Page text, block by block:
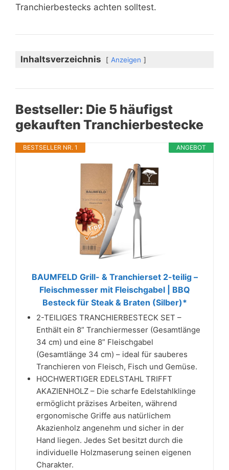
Tranchierbestecks achten solltest.
Inhaltsverzeichnis Anzeigen
Bestseller: Die 5 häufigst
gekauften Tranchierbestecke
ANGEBOT
BESTSELLER NR. 1
BAUMFELD Grill- & Tranchierset 2-teilig –
Fleischmesser mit Fleischgabel | BBQ
Besteck für Steak & Braten (Silber)*
2-TEILIGES TRANCHIERBESTECK SET –
Enthält ein 8” Tranchiermesser (Gesamtlänge
34 cm) und eine 8” Fleischgabel
(Gesamtlänge 34 cm) – ideal für sauberes
Tranchieren von Fleisch, Fisch und Gemüse.
HOCHWERTIGER EDELSTAHL TRIFFT
AKAZIENHOLZ – Die scharfe Edelstahlklinge
ermöglicht präzises Arbeiten, während
ergonomische Griffe aus natürlichem
Akazienholz angenehm und sicher in der
Hand liegen. Jedes Set besitzt durch die
individuelle Holzmaserung seinen eigenen
Charakter.